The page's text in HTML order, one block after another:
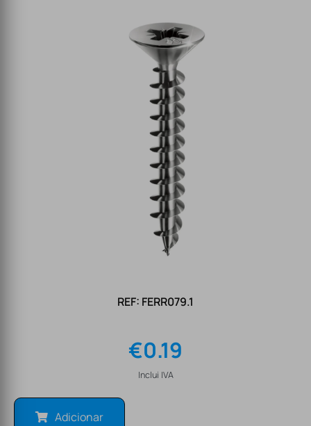
REF: FERR079.1
€0.19
Inclui IVA
Adicionar